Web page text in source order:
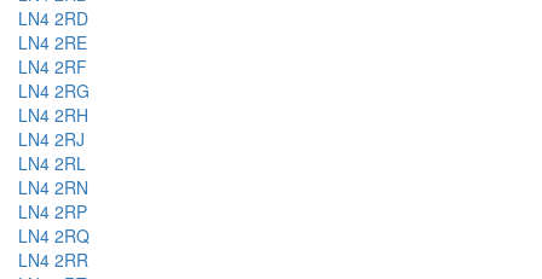
LN4 2RD
LN4 2RE
LN4 2RF
LN4 2RG
LN4 2RH
LN4 2RJ
LN4 2RL
LN4 2RN
LN4 2RP
LN4 2RQ
LN4 2RR